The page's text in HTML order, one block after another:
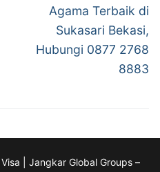
Agama Terbaik di
Sukasari Bekasi,
Hubungi 0877 2768
8883
| Jangkar Global Groups –